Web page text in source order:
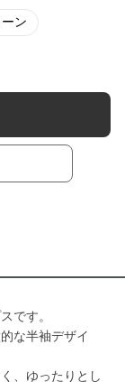
ン
です。
な半袖デザイ
、ゆったりとし